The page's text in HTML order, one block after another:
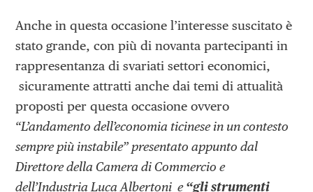
Anche in questa occasione l’interesse suscitato è
stato grande, con più di novanta partecipanti in
rappresentanza di svariati settori economici,
sicuramente attratti anche dai temi di attualità
proposti per questa occasione ovvero
“L’andamento dell’economia ticinese in un contesto
sempre più instabile” presentato appunto dal
Direttore della Camera di Commercio e
dell’Industria Luca Albertoni e“gli strumenti